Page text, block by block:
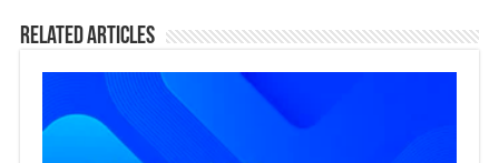
Related Articles